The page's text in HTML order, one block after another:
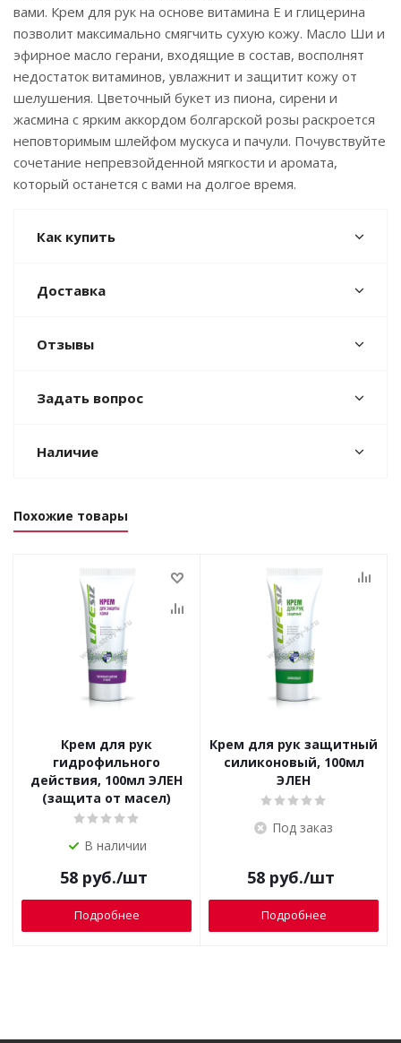
вами. Крем для рук на основе витамина Е и глицерина
позволит максимально смягчить сухую кожу. Масло Ши и
эфирное масло герани, входящие в состав, восполнят
недостаток витаминов, увлажнит и защитит кожу от
шелушения. Цветочный букет из пиона, сирени и
жасмина с ярким аккордом болгарской розы раскроется
неповторимым шлейфом мускуса и пачули. Почувствуйте
сочетание непревзойденной мягкости и аромата,
который останется с вами на долгое время.
Как купить
Доставка
Отзывы
Задать вопрос
Наличие
Похожие товары
Крем для рук
гидрофильного
действия, 100мл ЭЛЕН
(защита от масел)
В наличии
58руб./шт
Подробнее
Крем для рук защитный
силиконовый, 100мл
ЭЛЕН
Под заказ
58руб./шт
Подробнее